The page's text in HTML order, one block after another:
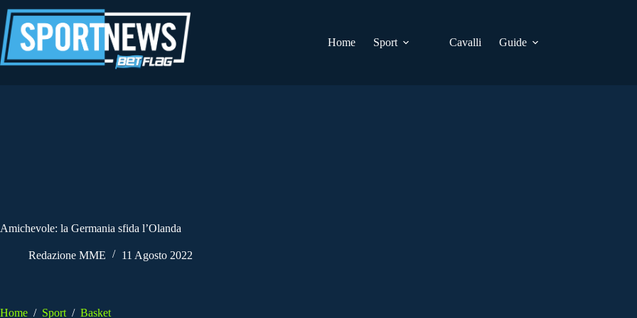
al
contenuto
Home
Sport Cavalli Guide
Amichevole: la Germania sfida l’Olanda
Redazione MME 11 Agosto 2022
Home / Sport / Basket